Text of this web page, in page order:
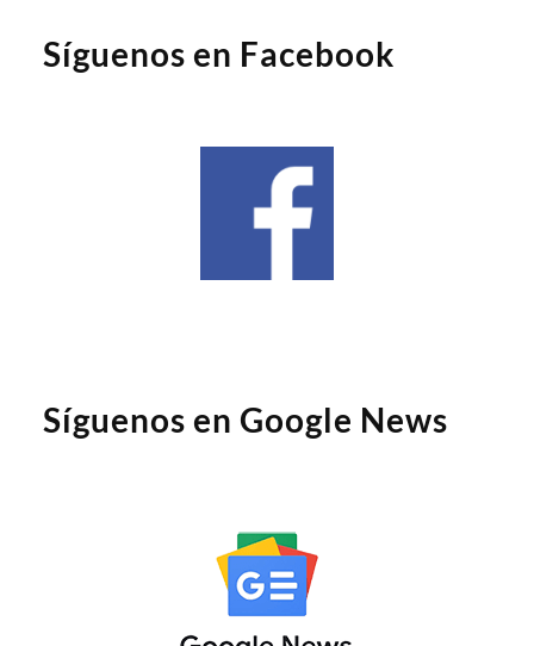
Síguenos en Facebook
Síguenos en Google News